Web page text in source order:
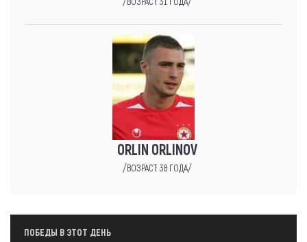
ORLIN ORLINOV
/ВОЗРАСТ: 38 ГОДА/
ПОБЕДЫ В ЭТОТ ДЕНЬ